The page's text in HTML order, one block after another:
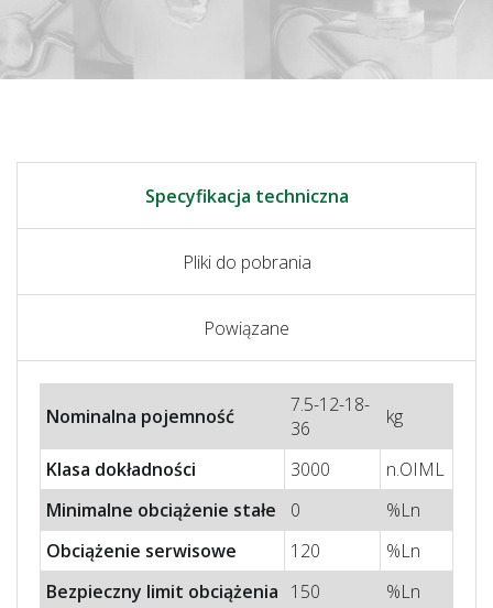
Specyfikacja techniczna
Pliki do pobrania
Powiązane
Nominalna pojemność
7.5-12-18-
36
kg
Klasa dokładności 3000
n.OIML
Minimalne obciążenie stałe
0
%Ln
Obciążenie serwisowe
120
%Ln
Bezpieczny limit obciążenia 150 %Ln